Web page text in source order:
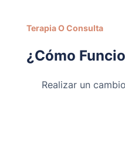
Terapia O Consulta
¿Cómo
Realizar un